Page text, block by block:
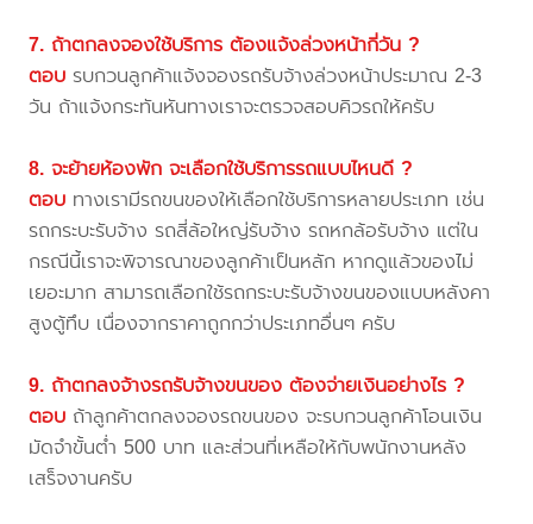
7. ถ้าตกลงจองใช้บริการ ต้องแจ้งล่วงหน้ากี่วัน ?
ตอบ รบกวนลูกค้าแจ้งจองรถรับจ้างล่วงหน้าประมาณ 2-3
วัน ถ้าแจ้งกระทันหันทางเราจะตรวจสอบคิวรถให้ครับ
8. จะย้ายห้องพัก จะเลือกใช้บริการรถแบบไหนดี ?
ตอบ ทางเรามีรถขนของให้เลือกใช้บริการหลายประเภท เช่น
รถกระบะรับจ้าง รถสี่ล้อใหญ่รับจ้าง รถหกล้อรับจ้าง แต่ใน
กรณีนี้เราจะพิจารณาของลูกค้าเป็นหลัก หากดูแล้วของไม่
เยอะมาก สามารถเลือกใช้รถกระบะรับจ้างขนของแบบหลังคา
สูงตู้ทึบ เนื่องจากราคาถูกกว่าประเภทอื่นๆ ครับ
9. ถ้าตกลงจ้างรถรับจ้างขนของ ต้องจ่ายเงินอย่างไร ?
ตอบ ถ้าลูกค้าตกลงจองรถขนของ จะรบกวนลูกค้าโอนเงิน
มัดจำขั้นต่ำ 500 บาท และส่วนที่เหลือให้กับพนักงานหลัง
เสร็จงานครับ